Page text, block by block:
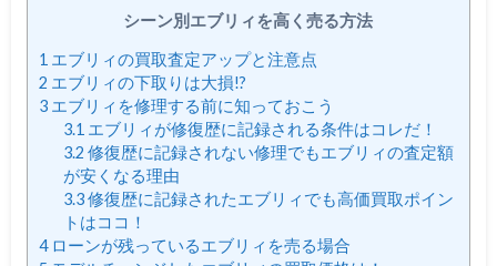
シーン別エブリィを高く売る方法
1 エブリィの買取査定アップと注意点
2 エブリィの下取りは大損!?
3エブリィを修理する前に知っておこう
3.1 エブリィが修復歴に記録される条件はコレだ！
3.2 修復歴に記録されない修理でもエブリィの査定額
が安くなる理由
3.3修復歴に記録されたエブリィでも高価買取ポイン
トはココ！
4ローンが残っているエブリィを売る場合